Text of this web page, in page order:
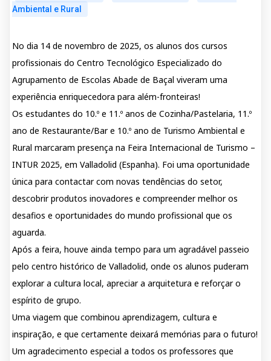
Ambiental e Rural
No dia 14 de novembro de 2025, os alunos dos cursos
profissionais do Centro Tecnológico Especializado do
Agrupamento de Escolas Abade de Baçal viveram uma
experiência enriquecedora para além-fronteiras!
Os estudantes do 10.º e 11.º anos de Cozinha/Pastelaria, 11.º
ano de Restaurante/Bar e 10.º ano de Turismo Ambiental e
Rural marcaram presença na Feira Internacional de Turismo –
INTUR 2025, em Valladolid (Espanha). Foi uma oportunidade
única para contactar com novas tendências do setor,
descobrir produtos inovadores e compreender melhor os
desafios e oportunidades do mundo profissional que os
aguarda.
Após a feira, houve ainda tempo para um agradável passeio
pelo centro histórico de Valladolid, onde os alunos puderam
explorar a cultura local, apreciar a arquitetura e reforçar o
espírito de grupo.
Uma viagem que combinou aprendizagem, cultura e
inspiração, e que certamente deixará memórias para o futuro!
Um agradecimento especial a todos os professores que